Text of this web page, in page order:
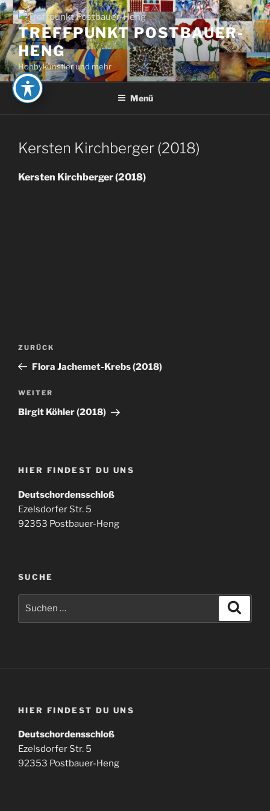
Zum
Inhalt
springenTREFFPUNKT POSTBAUER-
HENG
Hobbykünstler und mehr
Menü
Kersten Kirchberger (2018)
Kersten Kirchberger (2018)
Beitragsnavigation
Vorheriger
Beitrag
ZURÜCK
Flora Jachemet-Krebs (2018)
Nächster
Beitrag
WEITER
Birgit Köhler (2018)
HIER FINDEST DU UNS
Deutschordensschloß
Ezelsdorfer Str. 5
92353 Postbauer-Heng
SUCHE
HIER FINDEST DU UNS
Deutschordensschloß
Ezelsdorfer Str. 5
92353 Postbauer-Heng